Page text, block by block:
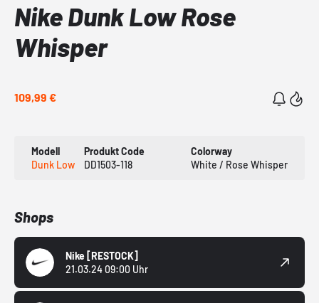
Nike Dunk Low Rose
Whisper
109,99 €
Modell
Dunk Low
Produkt Code
DD1503-118
Colorway
White / Rose Whisper
Shops
Nike [RESTOCK]
21.03.24 09:00 Uhr